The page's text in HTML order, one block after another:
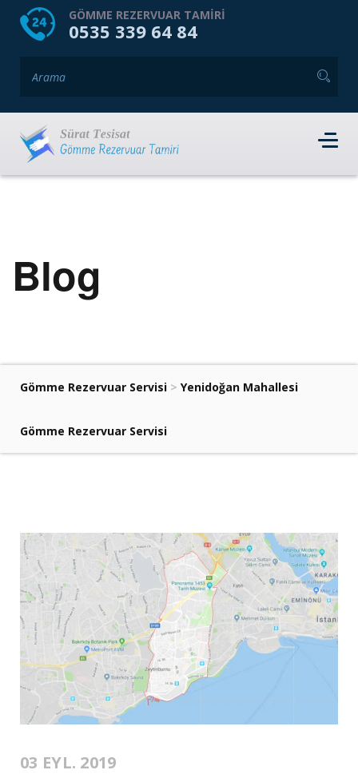
HOME HAKKIMIZDA
GÖMME REZERVUAR TAMIRI
0535 339 64 84
Blog
Gömme Rezervuar Servisi > Yenidoğan Mahallesi
Gömme Rezervuar Servisi
03 EYL. 2019